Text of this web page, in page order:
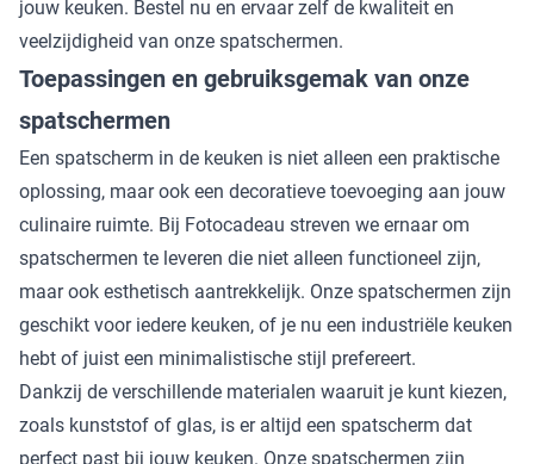
jouw keuken. Bestel nu en ervaar zelf de kwaliteit en
veelzijdigheid van onze spatschermen.
Toepassingen en gebruiksgemak van onze
spatschermen
Een spatscherm in de keuken is niet alleen een praktische
oplossing, maar ook een decoratieve toevoeging aan jouw
culinaire ruimte. Bij Fotocadeau streven we ernaar om
spatschermen te leveren die niet alleen functioneel zijn,
maar ook esthetisch aantrekkelijk. Onze spatschermen zijn
geschikt voor iedere keuken, of je nu een industriële keuken
hebt of juist een minimalistische stijl prefereert.
Dankzij de verschillende materialen waaruit je kunt kiezen,
zoals kunststof of glas, is er altijd een spatscherm dat
perfect past bij jouw keuken. Onze spatschermen zijn